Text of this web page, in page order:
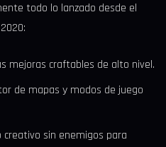
todo lo lanzado desde el
mejoras craftables de alto nivel.
de mapas y modos de juego
creativo sin enemigos para